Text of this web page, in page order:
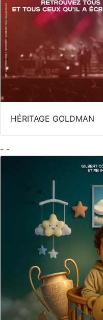
HÉRITAGE GOLDMAN
- -